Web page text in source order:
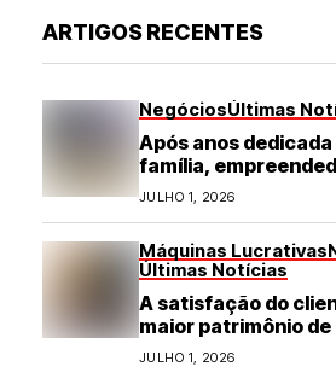
ARTIGOS RECENTES
NegóciosÚltimas
Após anos dedicada
família,
transforma franquia
turismo em negócio
JULHO 1, 2026
Máquinas Lucrativas
Últimas Notícias
A satisfação do
maior patrimônio de
franquia
JULHO 1, 2026